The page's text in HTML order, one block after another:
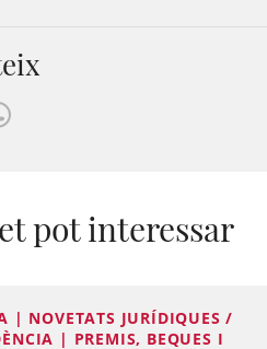
pot interessar
| NOVETATS JURÍDIQUES /
| PREMIS, BEQUES I